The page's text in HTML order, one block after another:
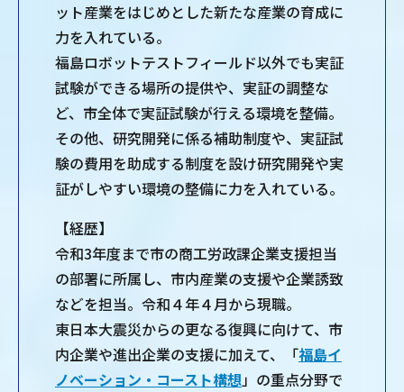
ット産業をはじめとした新たな産業の育成に
力を入れている。
福島ロボットテストフィールド以外でも実証
試験ができる場所の提供や、実証の調整な
ど、市全体で実証試験が行える環境を整備。
その他、研究開発に係る補助制度や、実証試
験の費用を助成する制度を設け研究開発や実
証がしやすい環境の整備に力を入れている。
【経歴】
令和3年度まで市の商工労政課企業支援担当
の部署に所属し、市内産業の支援や企業誘致
などを担当。令和４年４月から現職。
東日本大震災からの更なる復興に向けて、市
内企業や進出企業の支援に加えて、「福島イ
ノベーション・コースト構想」の重点分野で